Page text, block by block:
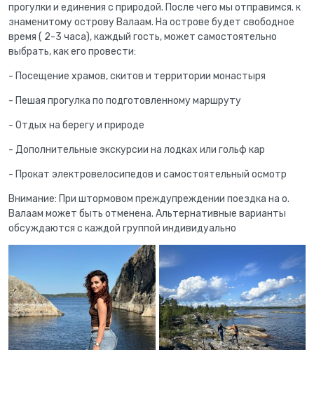
прогулки и единения с природой. После чего мы отправимся. к
знаменитому острову Валаам. На острове будет свободное
время ( 2-3 часа), каждый гость, может самостоятельно
выбрать, как его провести:
- Посещение храмов, скитов и территории монастыря
- Пешая прогулка по подготовленному маршруту
- Отдых на берегу и природе
- Дополнительные экскурсии на лодках или гольф кар
- Прокат электровелосипедов и самостоятельный осмотр
Внимание: При штормовом преждупреждении поездка на о.
Валаам может быть отменена. Альтернативные варианты
обсуждаются с каждой группой индивидуально